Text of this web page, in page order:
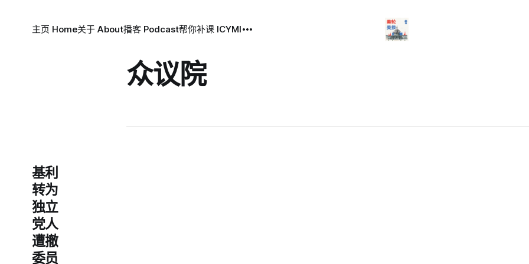
主页 Home关于 About播客 Podcast帮你补课 ICYMI
众议院
基利
转为
独立
党人
遭撤
委员